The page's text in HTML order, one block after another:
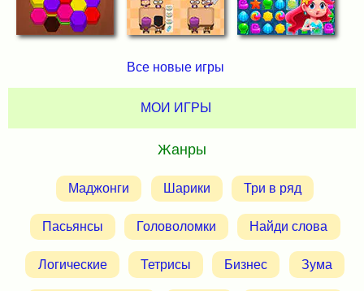
Все новые игры
МОИ ИГРЫ
Жанры
Маджонги Шарики Три в ряд
Пасьянсы Головоломки Найди слова
Логические Тетрисы Бизнес Зума